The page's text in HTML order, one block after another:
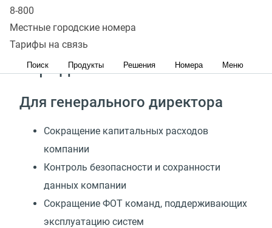
8-800
Местные городские номера
Тарифы на связь
Поиск Продукты Решения Номера Меню
решений
Какие задачи решает
Гибридная АТС?
Для генерального директора
Сокращение капитальных расходов
компании
Контроль безопасности и сохранности
данных компании
Сокращение ФОТ команд, поддерживающих
эксплуатацию систем